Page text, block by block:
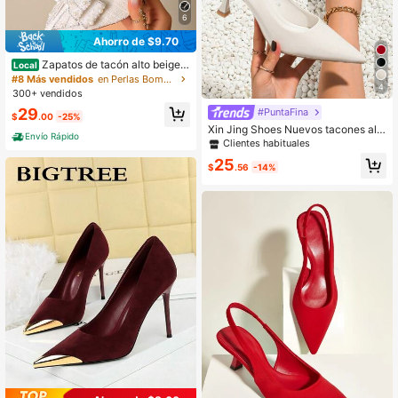
6
Ahorro de $9.70
Local Zapatos de tacón alto beige,
sandalias de tacón de gatito con pu
nta cerrada y hebilla de correa beig
ara combinar con vestidos y cheon
#8 Más vendidos
en Perlas Bombas De Mujeres
300+ vendidos
$29.00 -25%
Envío Rápido
4
#PuntaFina
Xin Jing Shoes Nuevos tacones alt
os versátiles y de moda casual, ade
citas
Clientes habituales
$25.56 -14%